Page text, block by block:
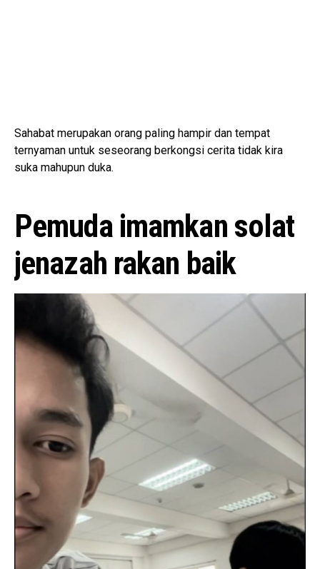
Sahabat merupakan orang paling hampir dan tempat
ternyaman untuk seseorang berkongsi cerita tidak kira
suka mahupun duka.
Pemuda imamkan solat
jenazah rakan baik